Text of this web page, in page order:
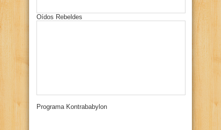
Oídos Rebeldes
Programa Kontrababylon